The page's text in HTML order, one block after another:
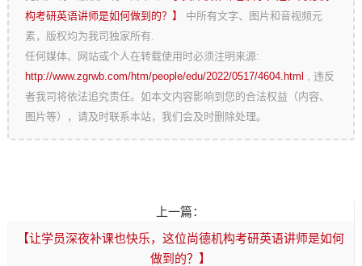
构考研英语讲师是如何做到的？】 中所有文字、图片和音视频元
素，版权均为我司独家所有.
任何媒体、网站或个人在转载使用时必须注明来源:
http://www.zgrwb.com/htm/people/edu/2022/0517/4604.html
, 违反
者我司将依法追究责任。如本文内容影响到您的合法权益（内容、
图片等），请及时联系本站，我们会及时删除处理。
上一篇：
【让学员深夜补课也快乐，这位尚德机构考研英语讲师是如何
做到的？】